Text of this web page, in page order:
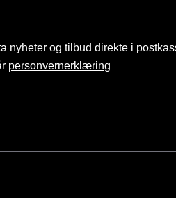
nyheter og tilbud direkte i
personvernerklæring